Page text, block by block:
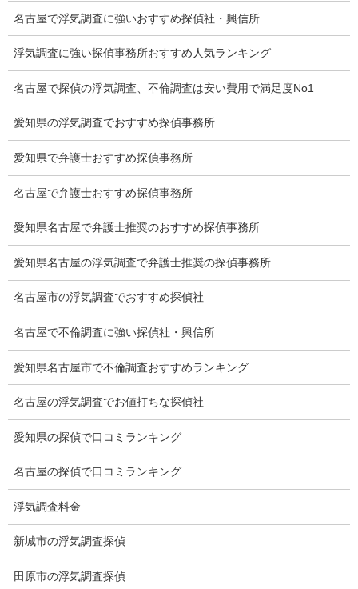
調査員の人数（浮気調査）
調査プランのご依頼の割合
慰謝料の相場
離婚手続
探偵社の要点
有責配偶者からの離婚
浮気をする人
探偵社の選び方
浮気度チェック
会社案内
損害保険調査
会社沿革
プライバシーポリシー
探偵業法
ブログ
名古屋で浮気調査に強いおすすめ探偵社・興信所
浮気調査に強い探偵事務所おすすめ人気ランキング
名古屋で探偵の浮気調査、不倫調査は安い費用で満足度No1
愛知県の浮気調査でおすすめ探偵事務所
愛知県で弁護士おすすめ探偵事務所
名古屋で弁護士おすすめ探偵事務所
愛知県名古屋で弁護士推奨のおすすめ探偵事務所
愛知県名古屋の浮気調査で弁護士推奨の探偵事務所
名古屋市の浮気調査でおすすめ探偵社
名古屋で不倫調査に強い探偵社・興信所
愛知県名古屋市で不倫調査おすすめランキング
名古屋の浮気調査でお値打ちな探偵社
愛知県の探偵で口コミランキング
名古屋の探偵で口コミランキング
浮気調査料金
新城市の浮気調査探偵
田原市の浮気調査探偵